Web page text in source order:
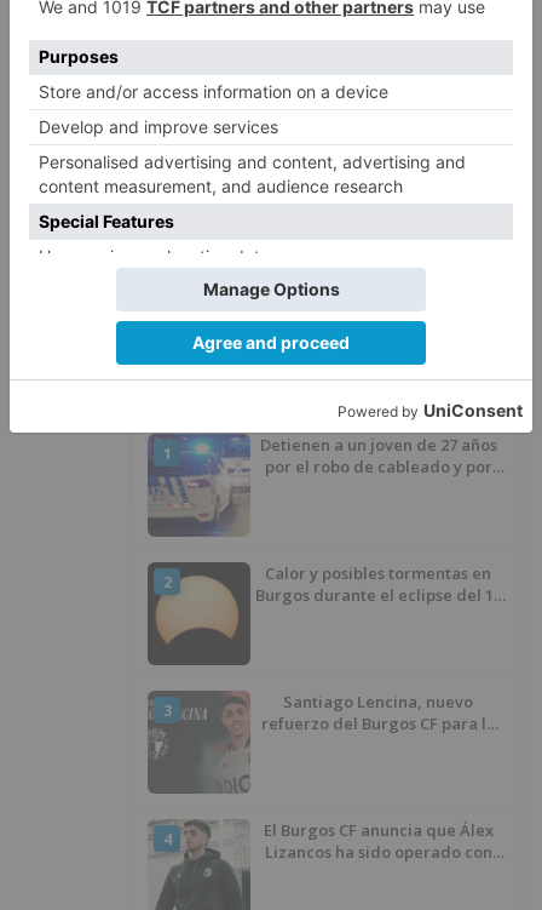
Exigimos que se restituyan las pérdidas
ocasionadas por esta decisión y pronosticamos
que los propios sectores afectados van a pelear
por ello" - concluyen desde la formación
morada.
afectados toque queda
LO + VISTO
1
Detienen a un joven de 27 años
por el robo de cableado y por
2
Calor y posibles tormentas en
Burgos durante el eclipse del 12
3
Santiago Lencina, nuevo
refuerzo del Burgos CF para la
4
El Burgos CF anuncia que Álex
Lizancos ha sido operado con